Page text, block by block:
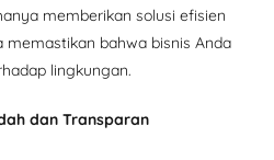
memberikan solusi efisien
bahwa bisnis Anda
lingkungan.
dan Transparan